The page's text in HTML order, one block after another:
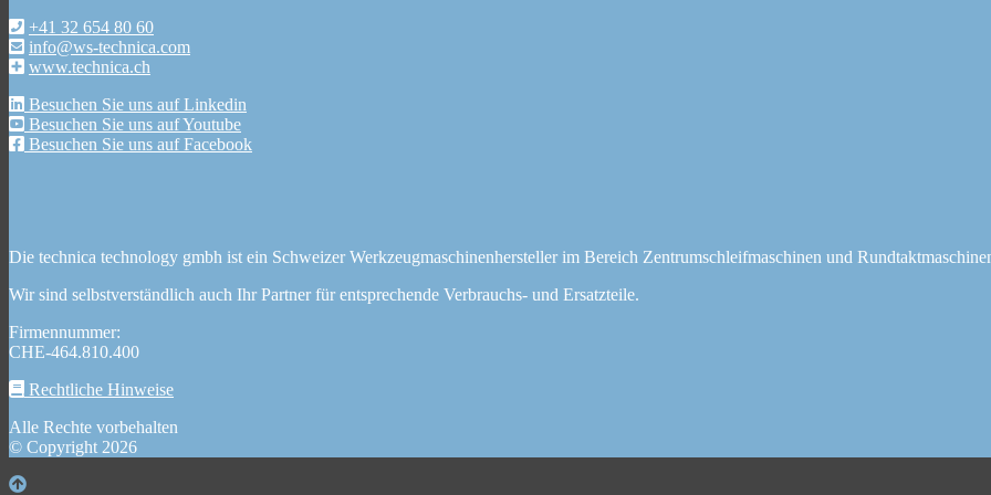
+41 32 654 80 60
info@ws-technica.com
www.technica.ch
Besuchen Sie uns auf Linkedin
Besuchen Sie uns auf Youtube
Besuchen Sie uns auf Facebook
Die technica technology gmbh ist ein Schweizer Werkzeugmaschinenhersteller im Bereich Zentrumschleifmaschinen und
Wir sind selbstverständlich auch Ihr Partner für entsprechende Verbrauchs- und Ersatzteile.
Firmennummer:
CHE-464.810.400
Rechtliche Hinweise
Alle Rechte vorbehalten
© Copyright 2026